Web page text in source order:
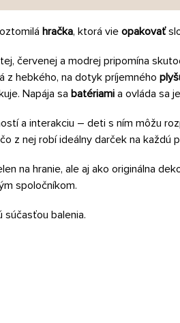
hračka, ktorá vie opakovať
červenej a modrej pripomína
z hebkého, na dotyk príjemného
Napája sa batériami a ovláda sa
a interakciu – deti s ním môžu
z nej robí ideálny darček na každú
na hranie, ale aj ako originálna
spoločníkom.
súčasťou balenia.